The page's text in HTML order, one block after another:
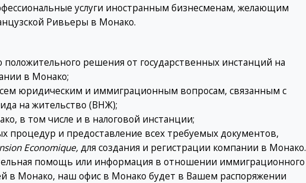
услуги иностранным бизнесменам, желающим
Ривьеры в Монако.
решения от государственных инстанций на
в Монако;
юридическим и иммиграционным вопросам, связанным с
на жительство (ВНЖ);
в том числе и в налоговой инстанции;
процедур и предоставление всех требуемых документов,
Economique,для создания и регистрации компании в Монако.
помощь или информация в отношении иммиграционного
в Монако, наш офис в Монако будет в Вашем распоряжении